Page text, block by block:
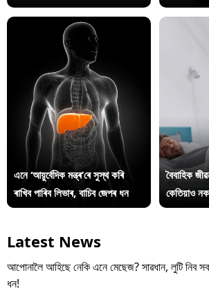
এনে ‘আয়ুৰ্বেদিক মন্ত্ৰ’ৰে সুস্থ কৰি
ৰাখিব পাৰিব লিভাৰ, বাচিব জেপৰ ধন
বৈবাহিক
কেতিয়াও
Latest News
আপোনালৈ আহিছে নেকি এনে মেছেজ? সাৱধান, লুটি নিব
ধন!